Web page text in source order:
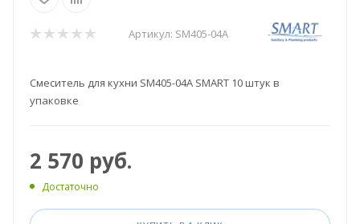
Артикул: SM405-04A
Смеситель для кухни SM405-04A SMART 10 штук в
упаковке
2 570 руб.
Достаточно